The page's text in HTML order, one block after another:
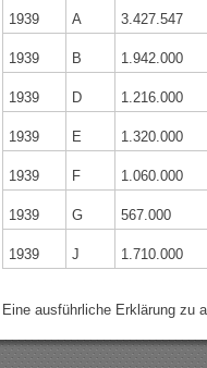
1939 A 3.427.547
1939 B 1.942.000
1939 D 1.216.000
1939 E 1.320.000
1939 F 1.060.000
1939 G 567.000
1939 J 1.710.000
Eine ausführliche Erklärung zu